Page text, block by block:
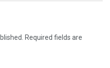
Required fields are